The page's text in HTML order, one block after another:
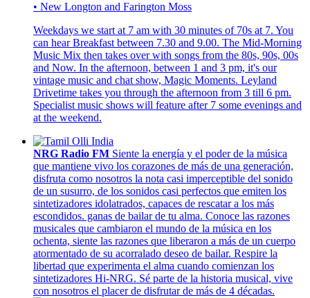
• New Longton and Farington Moss
Weekdays we start at 7 am with 30 minutes of 70s at 7. You
can hear Breakfast between 7.30 and 9.00. The Mid-Morning
Music Mix then takes over with songs from the 80s, 90s, 00s
and Now. In the afternoon, between 1 and 3 pm, it's our
vintage music and chat show, Magic Moments. Leyland
Drivetime takes you through the afternoon from 3 till 6 pm.
Specialist music shows will feature after 7 some evenings and
at the weekend.
NRG Radio FM Siente la energía y el poder de la música
que mantiene vivo los corazones de más de una generación,
disfruta como nosotros la nota casi imperceptible del sonido
de un susurro, de los sonidos casi perfectos que emiten los
sintetizadores idolatrados, capaces de rescatar a los más
escondidos. ganas de bailar de tu alma. Conoce las razones
musicales que cambiaron el mundo de la música en los
ochenta, siente las razones que liberaron a más de un cuerpo
atormentado de su acorralado deseo de bailar. Respire la
libertad que experimenta el alma cuando comienzan los
sintetizadores Hi-NRG. Sé parte de la historia musical, vive
con nosotros el placer de disfrutar de más de 4 décadas.